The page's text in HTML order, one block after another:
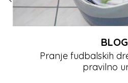
BLOG
Pranje fudbalskih
pravilno